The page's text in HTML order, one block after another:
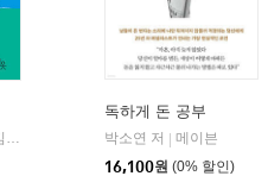
독하게 돈 공부
박소연 저 | 메이븐
16,100원 (0% 할인)